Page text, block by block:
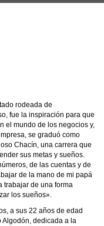
rodeada de
fue la inspiración para que
el mundo de los negocios y,
se graduó como
Chacín, una carrera que
sus metas y sueños.
de las cuentas y de
de la mano de mi papá
trabajar de una forma
los sueños».
a sus 22 años de edad
Algodón, dedicada a la